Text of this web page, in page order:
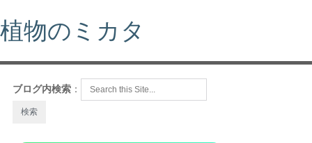
植物のミカタ
ブログ内検索 ：